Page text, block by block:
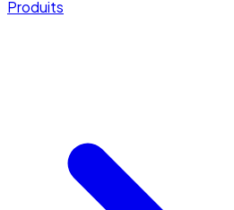
Produits